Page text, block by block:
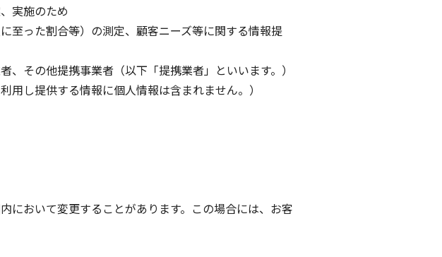
実施のため
至った割合等）の測定、顧客ニーズ等に関する情報提
その他提携事業者（以下「提携業者」といいます。）
し提供する情報に個人情報は含まれません。）
において変更することがあります。この場合には、お客